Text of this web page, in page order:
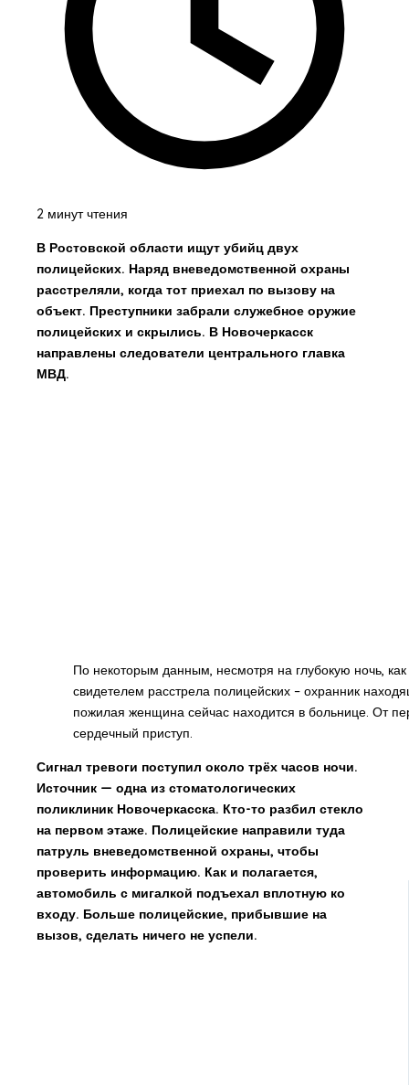
2 минут чтения
В Ростовской области ищут убийц двух
полицейских. Наряд вневедомственной охраны
расстреляли, когда тот приехал по вызову на
объект. Преступники забрали служебное оружие
полицейских и скрылись. В Новочеркасск
направлены следователи центрального главка
МВД.
По некоторым данным, несмотря на глубокую ночь,
свидетелем расстрела полицейских – охранник
пожилая женщина сейчас находится в больнице. От
сердечный приступ.
Сигнал тревоги поступил около трёх часов ночи.
Источник — одна из стоматологических
поликлиник Новочеркасска. Кто-то разбил стекло
на первом этаже. Полицейские направили туда
патруль вневедомственной охраны, чтобы
проверить информацию. Как и полагается,
автомобиль с мигалкой подъехал вплотную ко
входу. Больше полицейские, прибывшие на
вызов, сделать ничего не успели.